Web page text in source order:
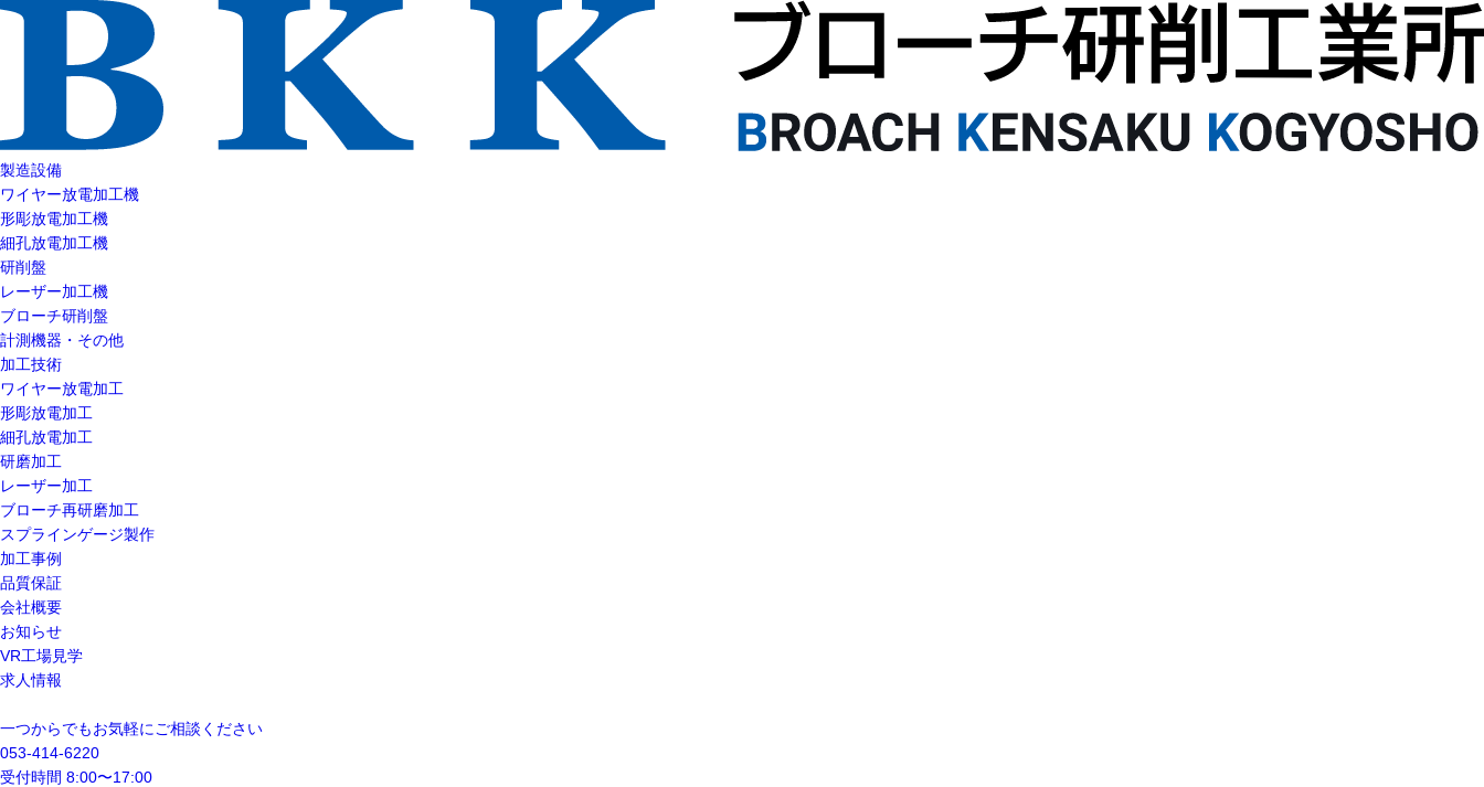
製造設備
ワイヤー放電加工機
形彫放電加工機
細孔放電加工機
研削盤
レーザー加工機
ブローチ研削盤
計測機器・その他
加工技術
ワイヤー放電加工
形彫放電加工
細孔放電加工
研磨加工
レーザー加工
ブローチ再研磨加工
スプラインゲージ製作
加工事例
品質保証
会社概要
お知らせ
VR工場見学
求人情報
一つからでもお気軽にご相談ください
053-414-6220
受付時間 8:00〜17:00